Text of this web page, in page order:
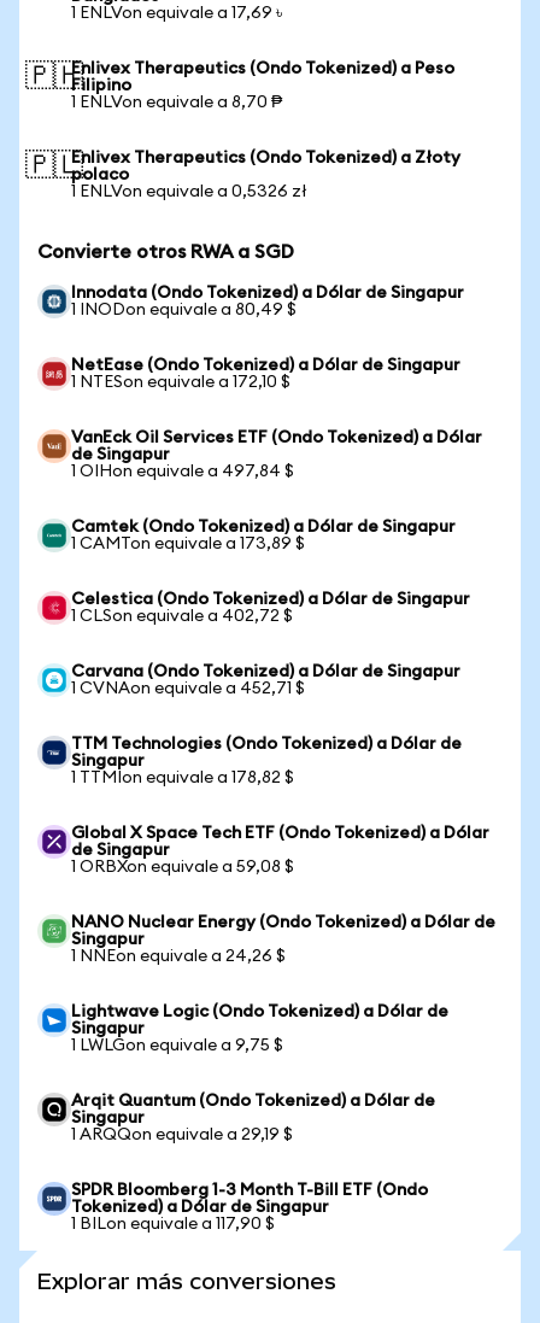
1 ENLVon equivale a 17,69 ৳
🇵🇭Enlivex Therapeutics (Ondo Tokenized) a Peso
Filipino
1 ENLVon equivale a 8,70 ₱
🇵🇱Enlivex Therapeutics (Ondo Tokenized) a Złoty
polaco
1 ENLVon equivale a 0,5326 zł
Convierte otros RWA a SGD
Innodata (Ondo Tokenized) a Dólar de Singapur
1 INODon equivale a 80,49 $
NetEase (Ondo Tokenized) a Dólar de Singapur
1 NTESon equivale a 172,10 $
VanEck Oil Services ETF (Ondo Tokenized) a Dólar
de Singapur
1 OIHon equivale a 497,84 $
Camtek (Ondo Tokenized) a Dólar de Singapur
1 CAMTon equivale a 173,89 $
Celestica (Ondo Tokenized) a Dólar de Singapur
1 CLSon equivale a 402,72 $
Carvana (Ondo Tokenized) a Dólar de Singapur
1 CVNAon equivale a 452,71 $
TTM Technologies (Ondo Tokenized) a Dólar de
Singapur
1 TTMIon equivale a 178,82 $
Global X Space Tech ETF (Ondo Tokenized) a Dólar
de Singapur
1 ORBXon equivale a 59,08 $
NANO Nuclear Energy (Ondo Tokenized) a Dólar de
Singapur
1 NNEon equivale a 24,26 $
Lightwave Logic (Ondo Tokenized) a Dólar de
Singapur
1 LWLGon equivale a 9,75 $
Arqit Quantum (Ondo Tokenized) a Dólar de
Singapur
1 ARQQon equivale a 29,19 $
SPDR Bloomberg 1-3 Month T-Bill ETF (Ondo
Tokenized) a Dólar de Singapur
1 BILon equivale a 117,90 $
Explorar más conversiones